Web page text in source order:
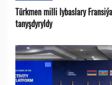
Türkmen milli lybaslary
tanyşdyryldy